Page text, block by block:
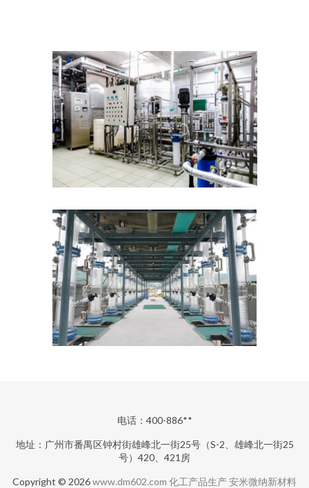
电话：400-886**
地址：广州市番禺区钟村街雄峰北一街25号（S-2、雄峰北一街25
号）420、421房
Copyright © 2026www.dm602.com 化工产品生产安米微纳新材料